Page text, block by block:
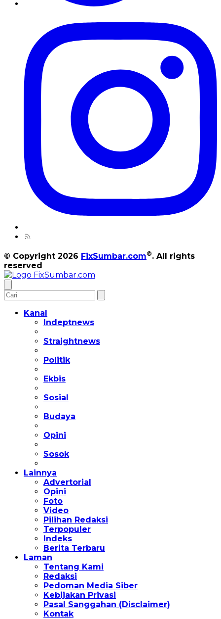
© Copyright 2026 FixSumbar.com®. All rights
reserved
Kanal
Indeptnews
Straightnews
Politik
Ekbis
Sosial
Budaya
Opini
Sosok
Lainnya
Advertorial
Opini
Foto
Video
Pilihan Redaksi
Terpopuler
Indeks
Berita Terbaru
Laman
Tentang Kami
Redaksi
Pedoman Media Siber
Kebijakan Privasi
Pasal Sanggahan (Disclaimer)
Kontak